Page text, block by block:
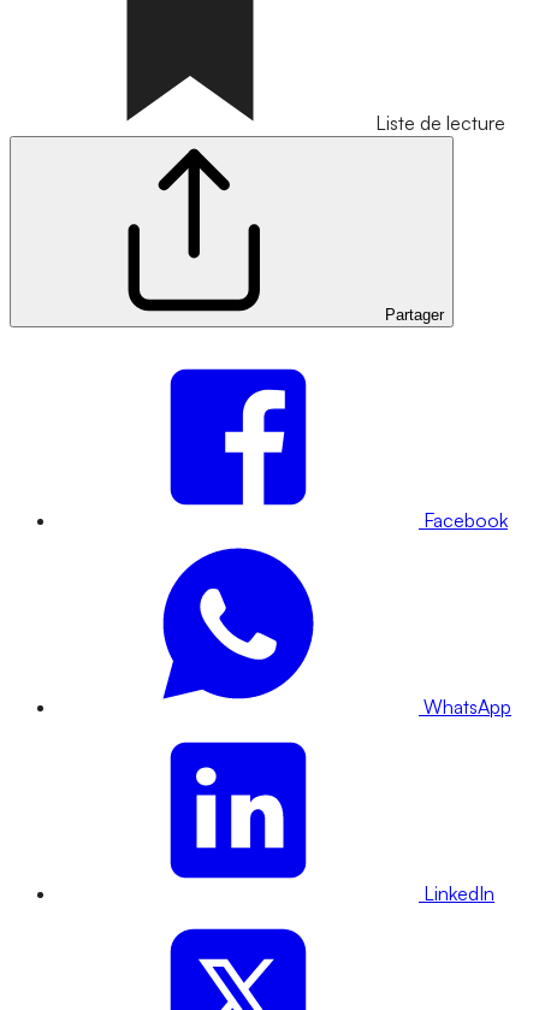
Liste de lecture
Partager
Facebook
WhatsApp
LinkedIn